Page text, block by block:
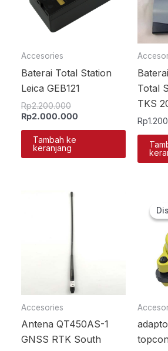
Accesories
Baterai Total Station
Leica GEB121
Rp2.200.000
Rp2.000.000
Tambah ke
keranjang
Total
TKS
Rp
Accesories
Antena QT450AS-1
GNSS RTK South
topcon